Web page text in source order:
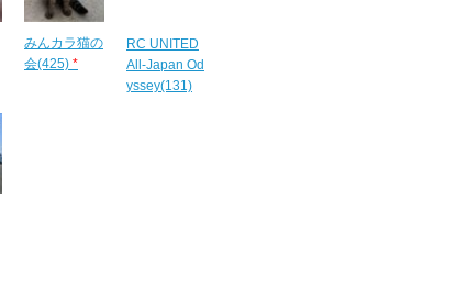
みんカラ猫の
会(425) *
RC UNITED
All-Japan Od
yssey(131)